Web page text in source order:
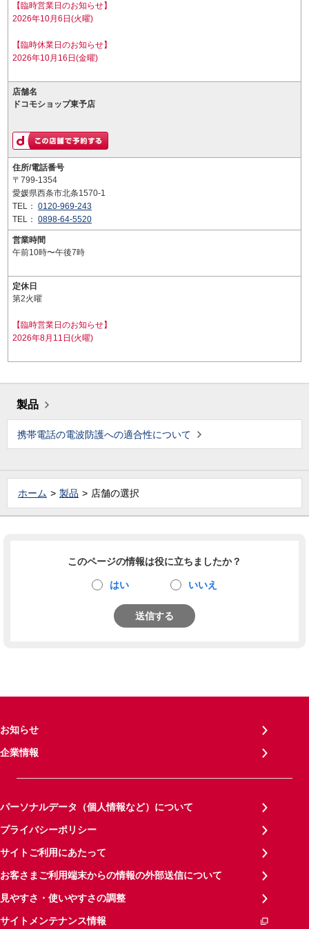
【臨時営業日のお知らせ】
2026年10月6日(火曜)
【臨時休業日のお知らせ】
2026年10月16日(金曜)
店舗名
ドコモショップ東予店
住所/電話番号
〒799-1354
愛媛県西条市北条1570-1
TEL： 0120-969-243
TEL： 0898-64-5520
営業時間
午前10時〜午後7時
定休日
第2火曜
【臨時営業日のお知らせ】
2026年8月11日(火曜)
製品
携帯電話の電波防護への適合性について
ホーム 製品 店舗の選択
このページの情報は役に立ちましたか？
はい いいえ
送信する
お知らせ
企業情報
パーソナルデータ（個人情報など）について
プライバシーポリシー
サイトご利用にあたって
お客さまご利用端末からの情報の外部送信について
見やすさ・使いやすさの調整
サイトメンテナンス情報